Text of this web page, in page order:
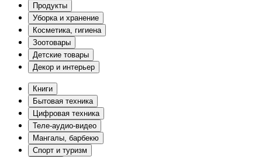
Продукты
Уборка и хранение
Косметика, гигиена
Зоотовары
Детские товары
Декор и интерьер
Книги
Бытовая техника
Цифровая техника
Теле-аудио-видео
Мангалы, барбекю
Спорт и туризм